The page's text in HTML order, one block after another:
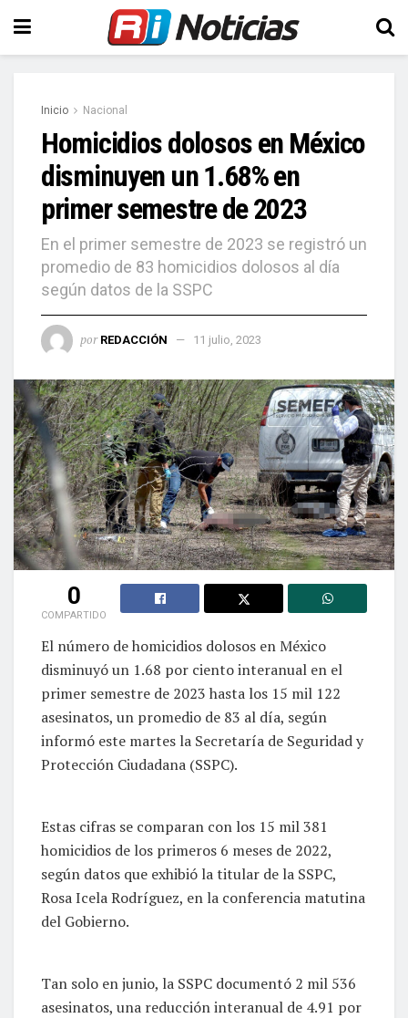
Inicio Nacional
Homicidios dolosos en México
disminuyen un 1.68% en
primer semestre de 2023
En el primer semestre de 2023 se registró un
promedio de 83 homicidios dolosos al día
según datos de la SSPC
por REDACCIÓN 11 julio, 2023
0
COMPARTIDO
El número de homicidios dolosos en México
disminuyó un 1.68 por ciento interanual en el
primer semestre de 2023 hasta los 15 mil 122
asesinatos, un promedio de 83 al día, según
informó este martes la Secretaría de Seguridad y
Protección Ciudadana (SSPC).
Estas cifras se comparan con los 15 mil 381
homicidios de los primeros 6 meses de 2022,
según datos que exhibió la titular de la SSPC,
Rosa Icela Rodríguez, en la conferencia matutina
del Gobierno.
Tan solo en junio, la SSPC documentó 2 mil 536
asesinatos, una reducción interanual de 4.91 por